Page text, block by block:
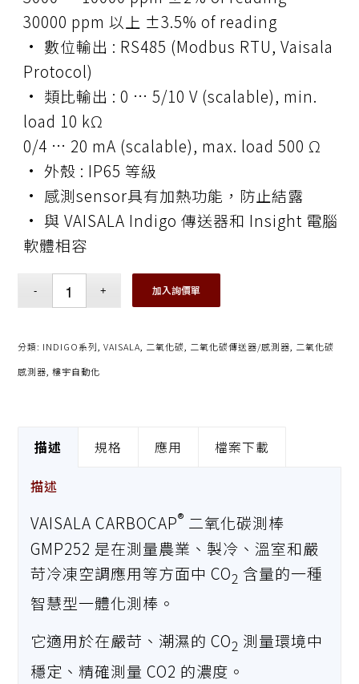
30000 ppm 以上 ±3.5% of reading
• 數位輸出 : RS485 (Modbus RTU, Vaisala
Protocol)
• 類比輸出 : 0 … 5/10 V (scalable), min.
load 10 kΩ
0/4 … 20 mA (scalable), max. load 500 Ω
• 外殼 : IP65 等級
• 感測sensor具有加熱功能，防止結露
• 與 VAISALA Indigo 傳送器和 Insight 電腦
軟體相容
加入詢價單
分類: INDIGO系列 ,VAISALA 二氧化碳 二氧化碳傳送器/感測器
二氧化碳
感測器 ,樓宇自動化
描述 規格 應用 檔案下載
描述
VAISALA CARBOCAP® 二氧化碳測棒
GMP252 是在測量農業、製冷、溫室和嚴
苛冷凍空調應用等方面中 CO2含量的一種
智慧型一體化測棒。
它適用於在嚴苛、潮濕的 CO2 測量環境中
穩定、精確測量 CO2 的濃度。